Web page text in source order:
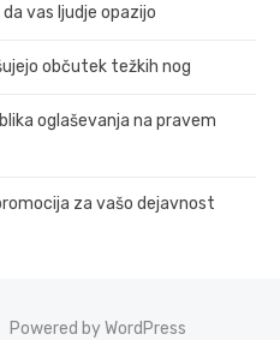
vas ljudje opazijo
občutek težkih nog
oglaševanja na pravem
za vašo dejavnost
Powered by WordPress